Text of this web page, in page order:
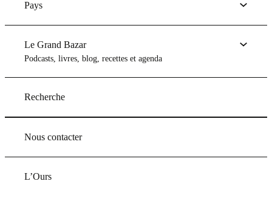
Pays
Le Grand Bazar
Podcasts, livres, blog, recettes et agenda
Recherche
Nous contacter
L’Ours